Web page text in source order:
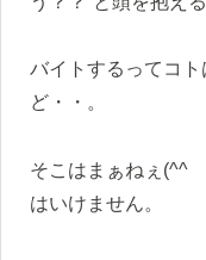
バイトするってコ
ど・・。
そこはまぁねぇ (^^ゞ
はいけません。